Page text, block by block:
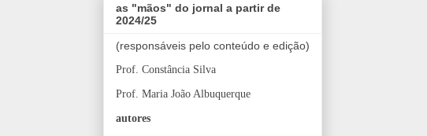
as "mãos" do jornal a partir de
2024/25
(responsáveis pelo conteúdo e edição)
Prof. Constância Silva
Prof. Maria João Albuquerque
autores